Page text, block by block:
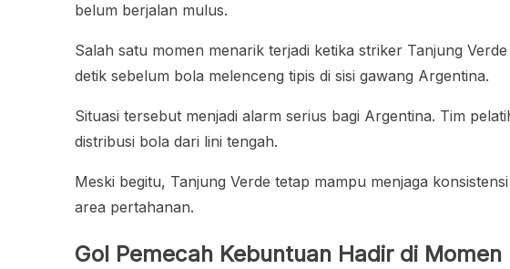
belum berjalan mulus.
Salah satu momen menarik terjadi ketika striker Tanjung
detik sebelum bola melenceng tipis di sisi gawang Argentina.
Situasi tersebut menjadi alarm serius bagi Argentina. Tim
distribusi bola dari lini tengah.
Meski begitu, Tanjung Verde tetap mampu menjaga
area pertahanan.
Gol Pemecah Kebuntuan Hadir di